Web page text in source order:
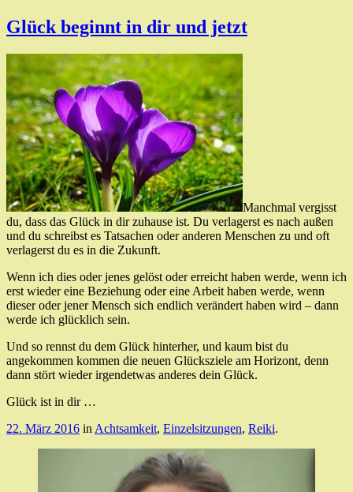
Glück beginnt in dir und jetzt
Manchmal vergisst
du, dass das Glück in dir zuhause ist. Du verlagerst es nach außen
und du schreibst es Tatsachen oder anderen Menschen zu und oft
verlagerst du es in die Zukunft.
Wenn ich dies oder jenes gelöst oder erreicht haben werde, wenn ich
erst wieder eine Beziehung oder eine Arbeit haben werde, wenn
dieser oder jener Mensch sich endlich verändert haben wird – dann
werde ich glücklich sein.
Und so rennst du dem Glück hinterher, und kaum bist du
angekommen kommen die neuen Glücksziele am Horizont, denn
dann stört wieder irgendetwas anderes dein Glück.
Glück ist in dir …
22. März 2016 in Achtsamkeit, Einzelsitzungen, Reiki.